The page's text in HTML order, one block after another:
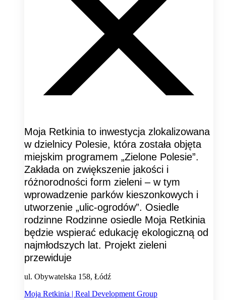
Moja Retkinia to inwestycja zlokalizowana
w dzielnicy Polesie, która została objęta
miejskim programem „Zielone Polesie”.
Zakłada on zwiększenie jakości i
różnorodności form zieleni – w tym
wprowadzenie parków kieszonkowych i
utworzenie „ulic-ogrodów”. Osiedle
rodzinne Rodzinne osiedle Moja Retkinia
będzie wspierać edukację ekologiczną od
najmłodszych lat. Projekt zieleni
przewiduje
ul. Obywatelska 158, Łódź
Moja Retkinia | Real Development Group